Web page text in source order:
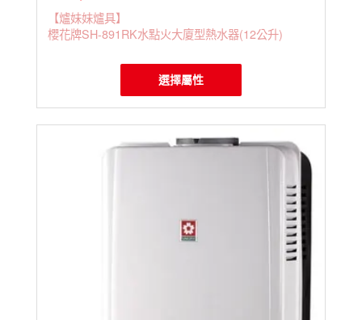
【爐妹妹爐具】
櫻花牌SH-891RK水點火大廈型熱水器(12公升)
選擇屬性